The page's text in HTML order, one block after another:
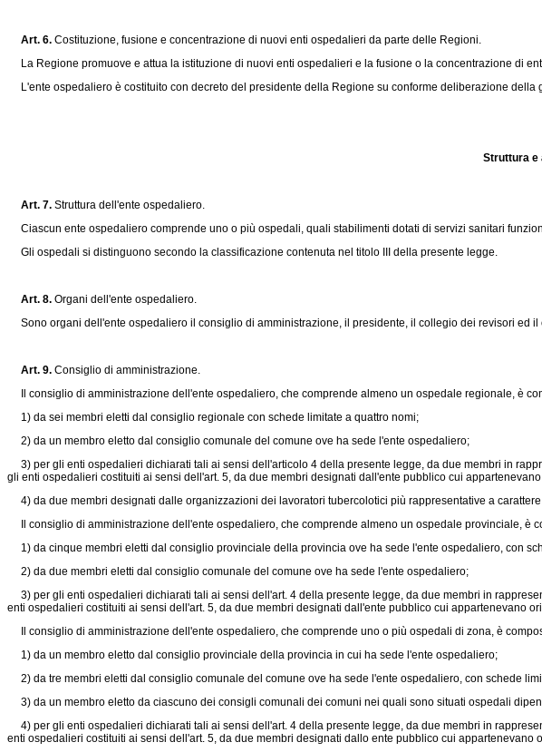
Art. 6. Costituzione, fusione e concentrazione di nuovi enti ospedalieri da parte delle Regioni.
La Regione promuove e attua la istituzione di nuovi enti ospedalieri e la fusione o la concentrazione di
L'ente ospedaliero è costituito con decreto del presidente della Regione su conforme deliberazione della
Struttura e
Art. 7. Struttura dell'ente ospedaliero.
Ciascun ente ospedaliero comprende uno o più ospedali, quali stabilimenti dotati di servizi sanitari
Gli ospedali si distinguono secondo la classificazione contenuta nel titolo III della presente legge.
Art. 8. Organi dell'ente ospedaliero.
Sono organi dell'ente ospedaliero il consiglio di amministrazione, il presidente, il collegio dei revisori ed
Art. 9. Consiglio di amministrazione.
Il consiglio di amministrazione dell'ente ospedaliero, che comprende almeno un ospedale regionale, è
1) da sei membri eletti dal consiglio regionale con schede limitate a quattro nomi;
2) da un membro eletto dal consiglio comunale del comune ove ha sede l'ente ospedaliero;
3) per gli enti ospedalieri dichiarati tali ai sensi dell'articolo 4 della presente legge, da due membri in
gli enti ospedalieri costituiti ai sensi dell'art. 5, da due membri designati dall'ente pubblico cui
4) da due membri designati dalle organizzazioni dei lavoratori tubercolotici più rappresentative a
Il consiglio di amministrazione dell'ente ospedaliero, che comprende almeno un ospedale provinciale, è
1) da cinque membri eletti dal consiglio provinciale della provincia ove ha sede l'ente ospedaliero, con
2) da due membri eletti dal consiglio comunale del comune ove ha sede l'ente ospedaliero;
3) per gli enti ospedalieri dichiarati tali ai sensi dell'art. 4 della presente legge, da due membri in
enti ospedalieri costituiti ai sensi dell'art. 5, da due membri designati dall'ente pubblico cui appartenevano
Il consiglio di amministrazione dell'ente ospedaliero, che comprende uno o più ospedali di zona, è
1) da un membro eletto dal consiglio provinciale della provincia in cui ha sede l'ente ospedaliero;
2) da tre membri eletti dal consiglio comunale del comune ove ha sede l'ente ospedaliero, con schede
3) da un membro eletto da ciascuno dei consigli comunali dei comuni nei quali sono situati ospedali
4) per gli enti ospedalieri dichiarati tali ai sensi dell'art. 4 della presente legge, da due membri in
enti ospedalieri costituiti ai sensi dell'art. 5, da due membri designati dallo ente pubblico cui appartenevano